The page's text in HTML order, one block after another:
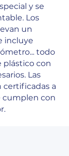
y se
Los
un
incluye
todo
plástico con
Las
certificadas a
cumplen con